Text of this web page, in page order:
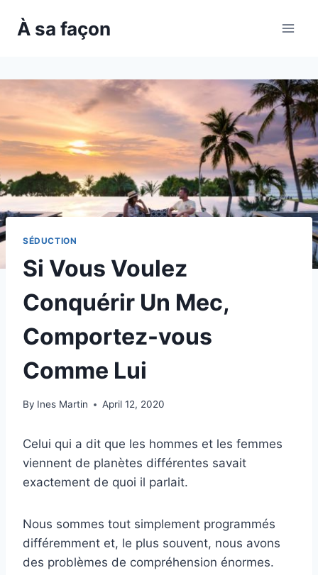
À sa façon
SÉDUCTION
Si Vous Voulez
Conquérir Un Mec,
Comportez-vous
Comme Lui
By Ines Martin April 12, 2020
Celui qui a dit que les hommes et les femmes
viennent de planètes différentes savait
exactement de quoi il parlait.
Nous sommes tout simplement programmés
différemment et, le plus souvent, nous avons
des problèmes de compréhension énormes.